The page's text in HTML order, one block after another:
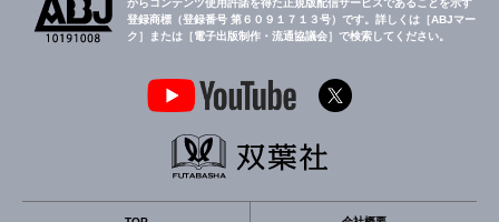
からコンテンツ使用許諾を得た正規版配信サービスであることを示す
登録商標（登録番号 第６０９１７１３号）です。詳しくは［ABJマー
ク］または［電子出版制作・流通協議会］で検索してください。